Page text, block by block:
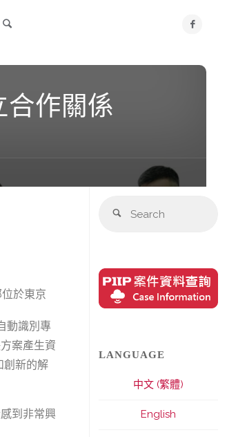
合作關係
於東京
動識別專
案產生資
創新的解
到非常興
LANGUAGE
中文 (繁體)
English